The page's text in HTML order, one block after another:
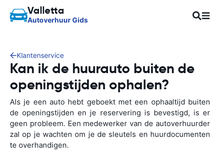
Valletta
Autoverhuur Gids
Klantenservice
Kan ik de huurauto buiten de
openingstijden ophalen?
Als je een auto hebt geboekt met een ophaaltijd buiten
de openingstijden en je reservering is bevestigd, is er
geen probleem. Een medewerker van de autoverhuurder
zal op je wachten om je de sleutels en huurdocumenten
te overhandigen.